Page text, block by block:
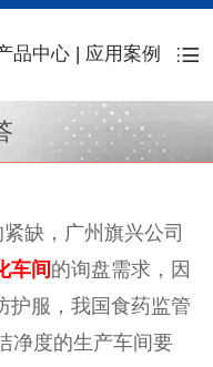
品中心 应用案例
缺，广州旗兴公司
车间 的询盘需求，因
护服，我国食药监管
净度的生产车间要